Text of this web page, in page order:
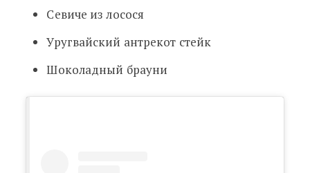
Севиче из лосося
Уругвайский антрекот стейк
Шоколадный брауни